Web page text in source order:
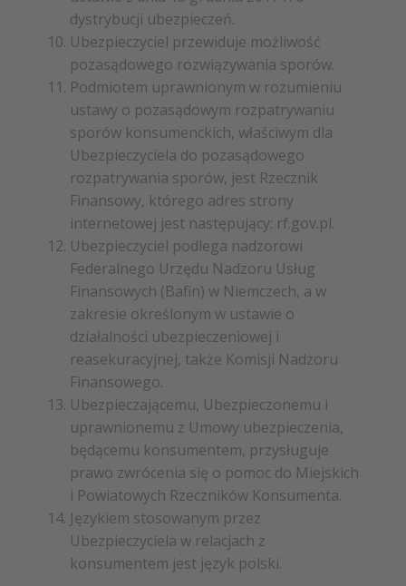
dystrybucji ubezpieczeń.
Ubezpieczyciel przewiduje możliwość
pozasądowego rozwiązywania sporów.
Podmiotem uprawnionym w rozumieniu
ustawy o pozasądowym rozpatrywaniu
sporów konsumenckich, właściwym dla
Ubezpieczyciela do pozasądowego
rozpatrywania sporów, jest Rzecznik
Finansowy, którego adres strony
internetowej jest następujący: rf.gov.pl.
Ubezpieczyciel podlega nadzorowi
Federalnego Urzędu Nadzoru Usług
Finansowych (Bafin) w Niemczech, a w
zakresie określonym w ustawie o
działalności ubezpieczeniowej i
reasekuracyjnej, także Komisji Nadzoru
Finansowego.
Ubezpieczającemu, Ubezpieczonemu i
uprawnionemu z Umowy ubezpieczenia,
będącemu konsumentem, przysługuje
prawo zwrócenia się o pomoc do Miejskich
i Powiatowych Rzeczników Konsumenta.
Językiem stosowanym przez
Ubezpieczyciela w relacjach z
konsumentem jest język polski.